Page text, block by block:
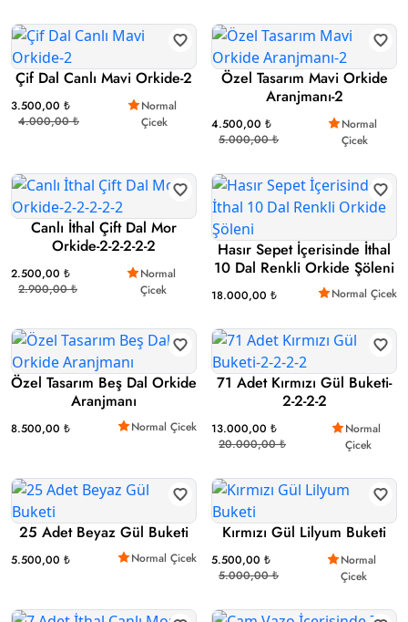
Çif Dal Canlı Mavi Orkide-2
3.500,00 ₺
4.000,00 ₺
Normal
Çicek
Özel Tasarım Mavi Orkide
Aranjmanı-2
4.500,00 ₺
5.000,00 ₺
Normal
Çicek
Canlı İthal Çift Dal Mor
Orkide-2-2-2-2-2
2.500,00 ₺
2.900,00 ₺
Normal
Çicek
Hasır Sepet İçerisinde İthal
10 Dal Renkli Orkide Şöleni
18.000,00 ₺ Normal Çicek
Özel Tasarım Beş Dal Orkide
Aranjmanı
8.500,00 ₺ Normal Çicek
71 Adet Kırmızı Gül Buketi-
2-2-2-2
13.000,00 ₺
20.000,00 ₺
Normal
Çicek
25 Adet Beyaz Gül Buketi
5.500,00 ₺ Normal Çicek
Kırmızı Gül Lilyum Buketi
5.500,00 ₺
5.000,00 ₺
Normal
Çicek